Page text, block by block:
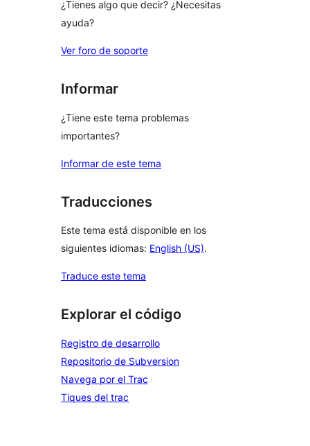
¿Tienes algo que decir? ¿Necesitas
ayuda?
Ver foro de soporte
Informar
¿Tiene este tema problemas
importantes?
Informar de este tema
Traducciones
Este tema está disponible en los
siguientes idiomas: English (US).
Traduce este tema
Explorar el código
Registro de desarrollo
Repositorio de Subversion
Navega por el Trac
Tiques del trac